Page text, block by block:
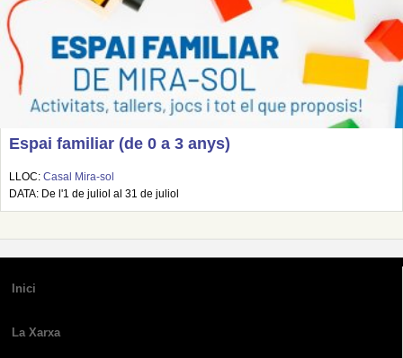
Espai familiar (de 0 a 3 anys)
LLOC: Casal Mira-sol
DATA: De l'1 de juliol al 31 de juliol
Inici
La Xarxa